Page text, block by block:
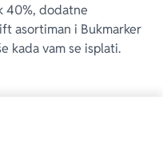
40%, dodatne
asortiman i Bukmarker
kada vam se isplati.